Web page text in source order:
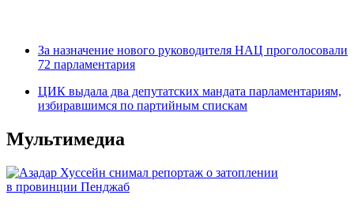
За назначение нового руководителя НАЦ проголосовали
72 парламентария
ЦИК выдала два депутатских мандата парламентариям,
избиравшимся по партийным спискам
Мультимедиа